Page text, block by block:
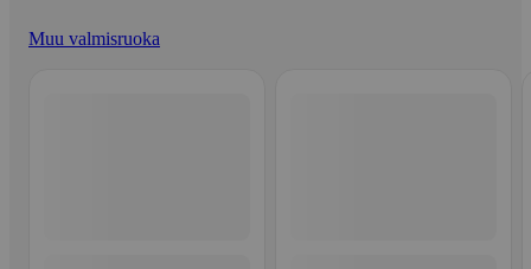
Muu valmisruoka